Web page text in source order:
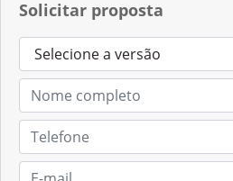
Solicitar proposta